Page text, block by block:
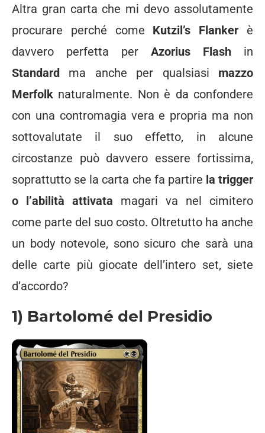
Altra gran carta che mi devo assolutamente
procurare perché come Kutzil’s Flanker è
davvero perfetta per Azorius Flash in
Standard ma anche per qualsiasi mazzo
Merfolk naturalmente. Non è da confondere
con una contromagia vera e propria ma non
sottovalutate il suo effetto, in alcune
circostanze può davvero essere fortissima,
soprattutto se la carta che fa partire la trigger
o l’abilità attivata magari va nel cimitero
come parte del suo costo. Oltretutto ha anche
un body notevole, sono sicuro che sarà una
delle carte più giocate dell’intero set, siete
d’accordo?
1) Bartolomé del Presidio